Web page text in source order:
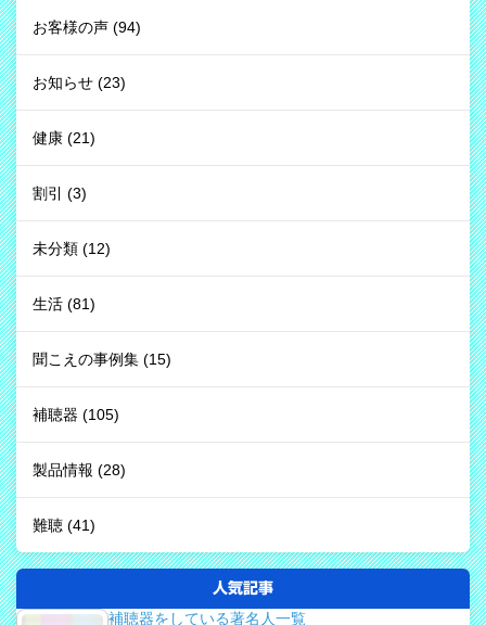
お客様の声 (94)
お知らせ (23)
健康 (21)
割引 (3)
未分類 (12)
生活 (81)
聞こえの事例集 (15)
補聴器 (105)
製品情報 (28)
難聴 (41)
人気記事
補聴器をしている著名人一覧